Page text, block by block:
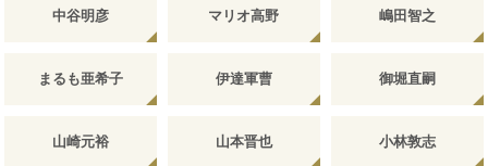
中谷明彦 マリオ高野 嶋田智之
まるも亜希子 伊達軍曹 御堀直嗣
山崎元裕 山本晋也 小林敦志